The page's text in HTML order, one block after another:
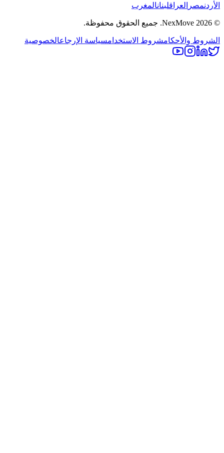
الأردنمصر العراقلبنانالمغرب
©
2026 جميع الحقوق محفوظة.
الشروط والأحكامشروط الاستخدامسياسة الإرجاعالخصوصية